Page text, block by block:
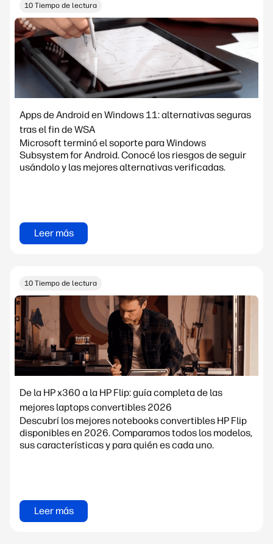
10 Tiempo de lectura
Apps de Android en Windows 11: alternativas seguras
tras el fin de WSA
Microsoft terminó el soporte para Windows
Subsystem for Android. Conocé los riesgos de seguir
usándolo y las mejores alternativas verificadas.
Leer más
10 Tiempo de lectura
De la HP x360 a la HP Flip: guía completa de las
mejores laptops convertibles 2026
Descubrí los mejores notebooks convertibles HP Flip
disponibles en 2026. Comparamos todos los modelos,
sus características y para quién es cada uno.
Leer más